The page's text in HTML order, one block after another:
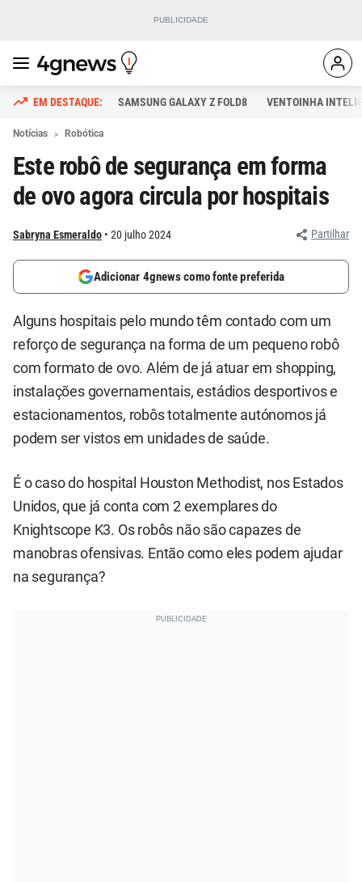
SAMSUNG GALAXY Z FOLD8 VENTOINHA
Notícias Robótica
Este robô de segurança em forma
de ovo agora circula por hospitais
Sabryna Esmeraldo 20 julho 2024 Partilhar
Adicionar 4gnews como fonte preferida
Alguns hospitais pelo mundo têm contado com um
reforço de segurança na forma de um pequeno robô
com formato de ovo. Além de já atuar em shopping,
instalações governamentais, estádios desportivos e
estacionamentos, robôs totalmente autónomos já
podem ser vistos em unidades de saúde.
É o caso do hospital Houston Methodist, nos Estados
Unidos, que já conta com 2 exemplares do
Knightscope K3. Os robôs não são capazes de
manobras ofensivas. Então como eles podem ajudar
na segurança?